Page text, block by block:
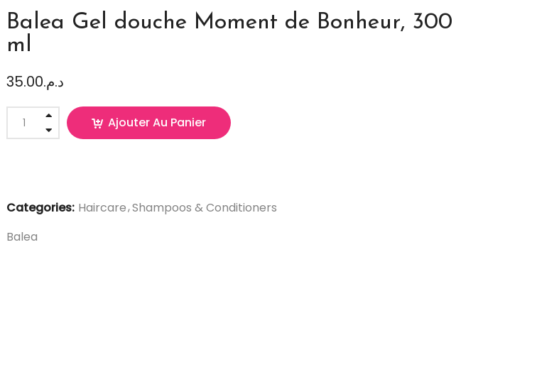
Balea Gel douche Moment de Bonheur, 300
ml
د.م.35.00
Ajouter Au Panier
Categories: Haircare Shampoos & Conditioners
Balea